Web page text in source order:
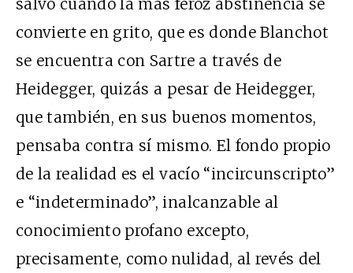
salvo cuando la más feroz abstinencia se
convierte en grito, que es donde Blanchot
se encuentra con Sartre a través de
Heidegger, quizás a pesar de Heidegger,
que también, en sus buenos momentos,
pensaba contra sí mismo. El fondo propio
de la realidad es el vacío “incircunscripto”
e “indeterminado”, inalcanzable al
conocimiento profano excepto,
precisamente, como nulidad, al revés del